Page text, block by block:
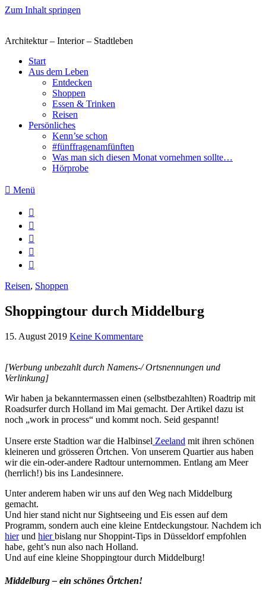
Zum Inhalt springen
Architektur – Interior – Stadtleben
Start
Aus dem Leben
Entdecken
Shoppen
Essen & Trinken
Reisen
Persönliches
Kenn’se schon
#fünffragenamfünften
Was man sich diesen Monat vornehmen sollte…
Hörprobe
Menü
Reisen, Shoppen
Shoppingtour durch Middelburg
15. August 2019 Keine Kommentare
[Werbung unbezahlt durch Namens-/ Ortsnennungen und
Verlinkung]
Wir haben ja bekanntermassen einen (selbstbezahlten) Roadtrip mit
Roadsurfer durch Holland im Mai gemacht. Der Artikel dazu ist
noch „work in process“ und kommt noch. Seid gespannt!
Unsere erste Stadtion war die Halbinsel Zeeland mit ihren schönen
kleineren und grösseren Örtchen. Von unserem Quartier aus haben
wir die ein-oder-andere Radtour unternommen. Entlang am Meer
(herrlich!) bis ins Landesinnere.
Unter anderem haben wir uns auf den Weg nach Middelburg
gemacht.
Und hier stand nicht nur Sightseeing und Eis essen auf dem
Programm, sondern auch eine kleine Entdeckungstour. Nachdem ich
hierund hierbislang nur Shoppint-Tips in Düsseldorf empfohlen
habe, geht’s nun also nach Holland.
Und auf eine kleine Shoppingtour durch Middelburg!
Middelburg – ein schönes Örtchen!